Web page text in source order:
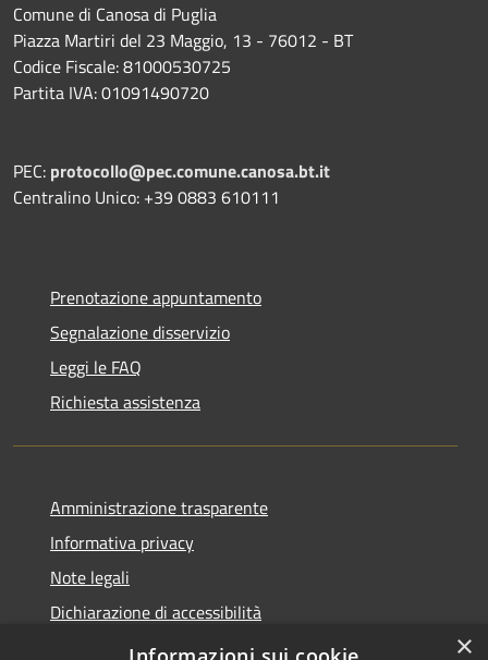
Comune di Canosa di Puglia
Piazza Martiri del 23 Maggio, 13 - 76012 - BT
Codice Fiscale: 81000530725
Partita IVA: 01091490720
PEC: protocollo@pec.comune.canosa.bt.it
Centralino Unico: +39 0883 610111
Prenotazione appuntamento
Segnalazione disservizio
Leggi le FAQ
Richiesta assistenza
Amministrazione trasparente
Informativa privacy
Note legali
Dichiarazione di accessibilità
WhistleblowingPA
×